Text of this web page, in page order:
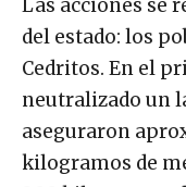
Las acciones se
del estado: los
Cedritos. En el
neutralizado un
aseguraron
kilogramos de